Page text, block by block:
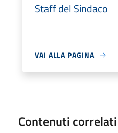
Staff del Sindaco
VAI ALLA PAGINA
Contenuti correlati